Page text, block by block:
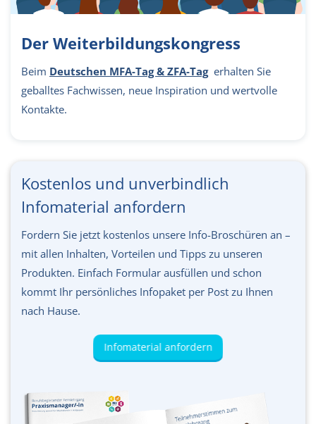
Der Weiterbildungskongress
Beim Deutschen MFA-Tag & ZFA-Tag erhalten Sie
geballtes Fachwissen, neue Inspiration und wertvolle
Kontakte.
Kostenlos und unverbindlich
Infomaterial anfordern
Fordern Sie jetzt kostenlos unsere Info-Broschüren an –
mit allen Inhalten, Vorteilen und Tipps zu unseren
Produkten. Einfach Formular ausfüllen und schon
kommt Ihr persönliches Infopaket per Post zu Ihnen
nach Hause.
Infomaterial anfordern